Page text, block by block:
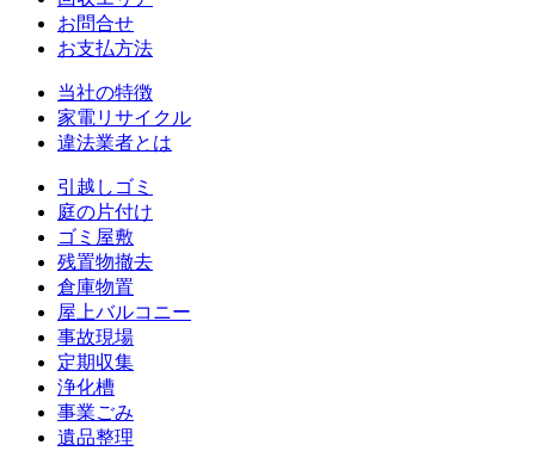
お問合せ
お支払方法
当社の特徴
家電リサイクル
違法業者とは
引越しゴミ
庭の片付け
ゴミ屋敷
残置物撤去
倉庫物置
屋上バルコニー
事故現場
定期収集
浄化槽
事業ごみ
遺品整理